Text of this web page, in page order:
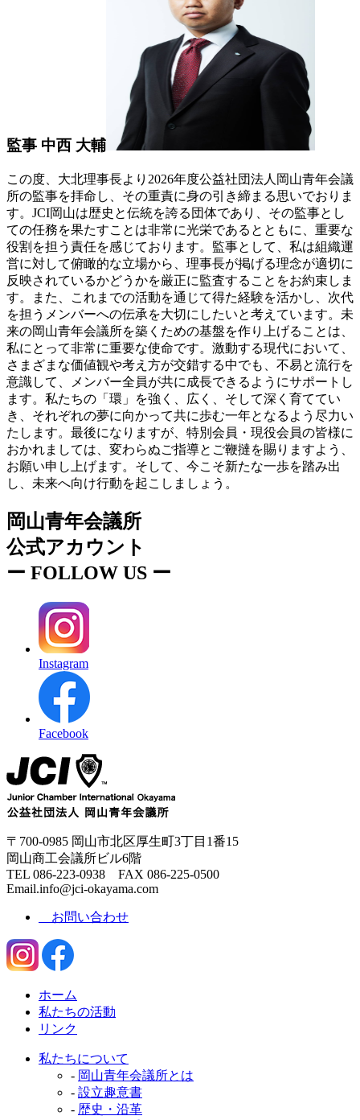
監事 中西 大輔
この度、大北理事長より2026年度公益社団法人岡山青年会議
所の監事を拝命し、その重責に身の引き締まる思いでおりま
す。JCI岡山は歴史と伝統を誇る団体であり、その監事とし
ての任務を果たすことは非常に光栄であるとともに、重要な
役割を担う責任を感じております。監事として、私は組織運
営に対して俯瞰的な立場から、理事長が掲げる理念が適切に
反映されているかどうかを厳正に監査することをお約束しま
す。また、これまでの活動を通じて得た経験を活かし、次代
を担うメンバーへの伝承を大切にしたいと考えています。未
来の岡山青年会議所を築くための基盤を作り上げることは、
私にとって非常に重要な使命です。激動する現代において、
さまざまな価値観や考え方が交錯する中でも、不易と流行を
意識して、メンバー全員が共に成長できるようにサポートし
ます。私たちの「環」を強く、広く、そして深く育ててい
き、それぞれの夢に向かって共に歩む一年となるよう尽力い
たします。最後になりますが、特別会員・現役会員の皆様に
おかれましては、変わらぬご指導とご鞭撻を賜りますよう、
お願い申し上げます。そして、今こそ新たな一歩を踏み出
し、未来へ向け行動を起こしましょう。
岡山青年会議所
公式アカウント
ー FOLLOW US ー
Instagram
Facebook
〒700-0985 岡山市北区厚生町3丁目1番15
岡山商工会議所ビル6階
TEL 086-223-0938 FAX 086-225-0500
Email.info@jci-okayama.com
お問い合わせ
ホーム
私たちの活動
リンク
私たちについて
- 岡山青年会議所とは
- 設立趣意書
- 歴史・沿革